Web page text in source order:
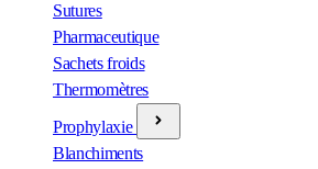
Sutures
Pharmaceutique
Sachets froids
Thermomètres
Prophylaxie
Blanchiments